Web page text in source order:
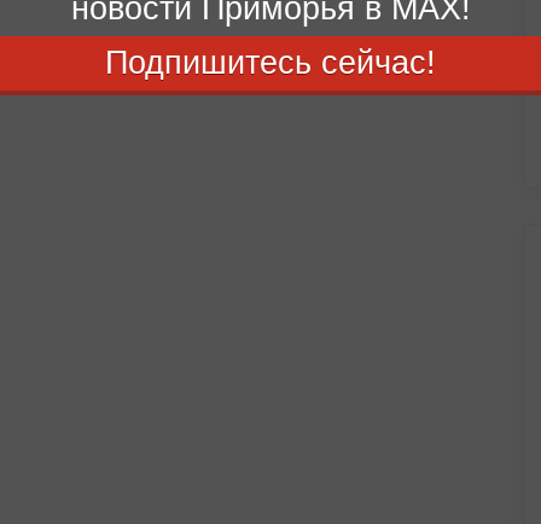
новости Приморья в MAX!
Подпишитесь сейчас!